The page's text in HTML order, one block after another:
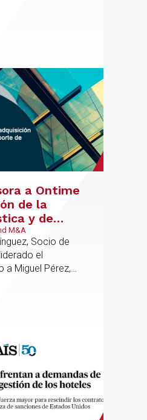
a Ontime
de la
y de
M&A
Socio de
el
a Miguel Pérez,